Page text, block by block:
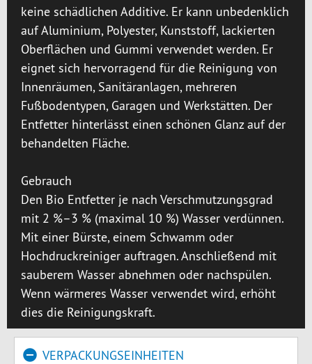
keine schädlichen Additive. Er kann unbedenklich
auf Aluminium, Polyester, Kunststoff, lackierten
Oberflächen und Gummi verwendet werden. Er
eignet sich hervorragend für die Reinigung von
Innenräumen, Sanitäranlagen, mehreren
Fußbodentypen, Garagen und Werkstätten. Der
Entfetter hinterlässt einen schönen Glanz auf der
behandelten Fläche.
Gebrauch
Den Bio Entfetter je nach Verschmutzungsgrad
mit 2 %–3 % (maximal 10 %) Wasser verdünnen.
Mit einer Bürste, einem Schwamm oder
Hochdruckreiniger auftragen. Anschließend mit
sauberem Wasser abnehmen oder nachspülen.
Wenn wärmeres Wasser verwendet wird, erhöht
dies die Reinigungskraft.
VERPACKUNGSEINHEITEN